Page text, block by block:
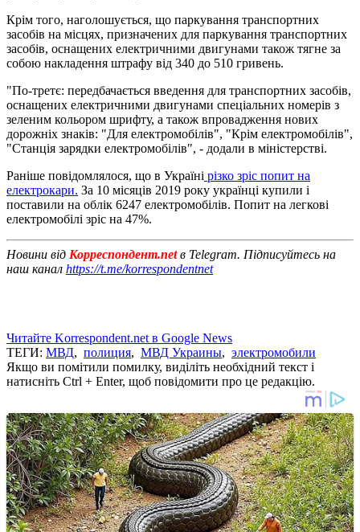
Крім того, наголошується, що паркування транспортних
засобів на місцях, призначених для паркування транспортних
засобів, оснащених електричними двигунами також тягне за
собою накладення штрафу від 340 до 510 гривень.
"По-третє: передбачається введення для транспортних засобів,
оснащених електричними двигунами спеціальних номерів з
зеленим кольором шрифту, а також впровадження нових
дорожніх знаків: "Для електромобілів", "Крім електромобілів",
"Станція зарядки електромобілів", - додали в міністерстві.
Раніше повідомлялося, що в Україні різко зріс попит на
електрокари. За 10 місяців 2019 року українці купили і
поставили на облік 6247 електромобілів. Попит на легкові
електромобілі зріс на 47%.
Новини від Корреспондент.netв Telegram. Підписуйтесь на
наш канал https://t.me/korrespondentnet
Читайте Korrespondent.net в Google News
ТЕГИ: МВД, полиция, МВД Украины, электромобили
Якщо ви помітили помилку, виділіть необхідний текст і
натисніть Ctrl + Enter, щоб повідомити про це редакцію.